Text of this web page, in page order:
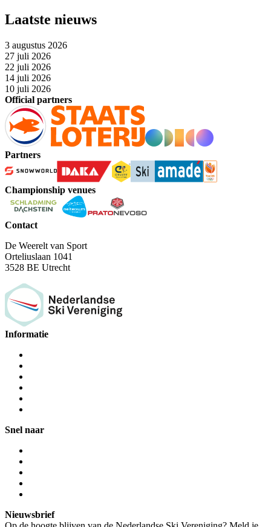
Laatste nieuws
3 augustus 2026
27 juli 2026
22 juli 2026
14 juli 2026
10 juli 2026
Official partners
Partners
Championship venues
Contact
De Weerelt van Sport
Orteliuslaan 1041
3528 BE Utrecht
Informatie
Snel naar
Nieuwsbrief